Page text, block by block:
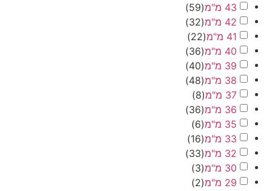
43 מ"מ
(
59
)
42 מ"מ
(
32
)
41 מ"מ
(
22
)
40 מ"מ
(
36
)
39 מ"מ
(
40
)
38 מ"מ
(
48
)
37 מ"מ
(
8
)
36 מ"מ
(
36
)
35 מ"מ
(
6
)
33 מ"מ
(
16
)
32 מ"מ
(
33
)
30 מ"מ
(
3
)
29 מ"מ
(
2
)